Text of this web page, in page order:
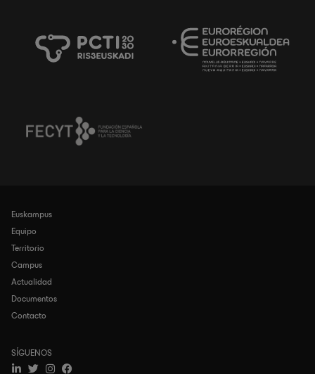
Navegación
principal
Euskampus
Equipo
Territorio
Campus
Actualidad
Documentos
Contacto
SÍGUENOS